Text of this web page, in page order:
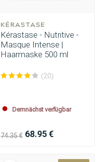
KÉRASTASE
Kérastase - Nutritive -
Masque Intense |
Haarmaske 500 ml
(20)
Demnächst verfügbar
74.35 € 68.95 €